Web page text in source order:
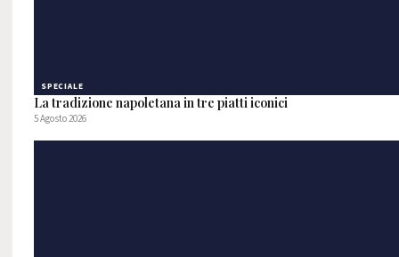
SPECIALE
La tradizione napoletana in tre piatti iconici
5 Agosto 2026